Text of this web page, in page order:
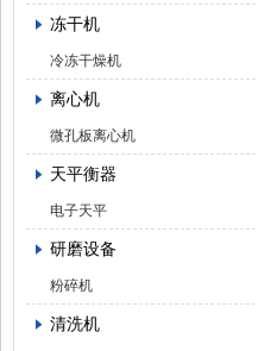
冻干机
冷冻干燥机
离心机
微孔板离心机
天平衡器
电子天平
研磨设备
粉碎机
清洗机